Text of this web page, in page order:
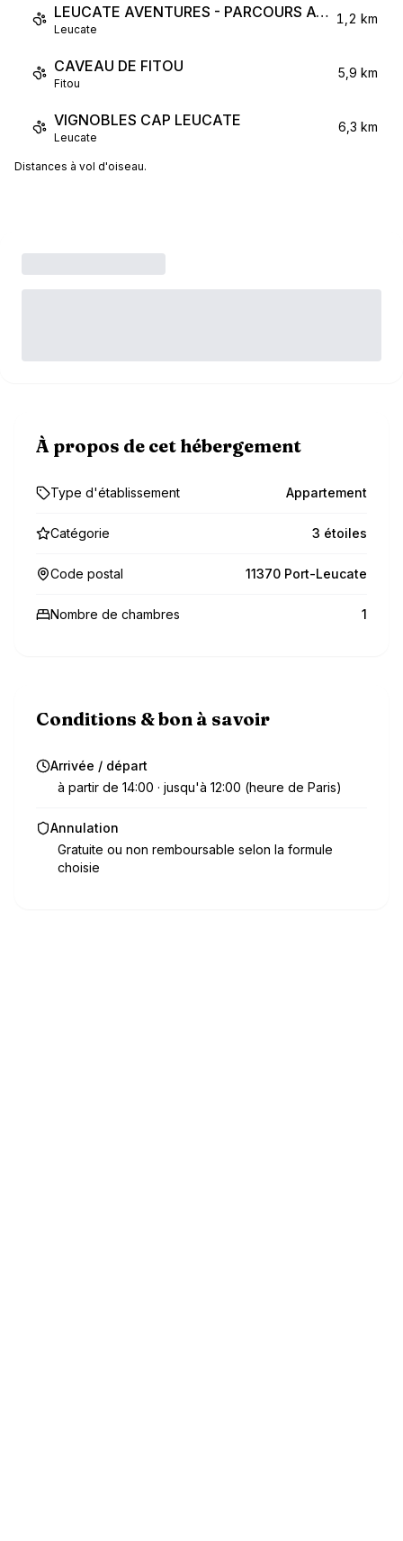
LEUCATE AVENTURES - PARCOURS ACROBATIQUE
Leucate
1,2 km
CAVEAU DE FITOU
Fitou
5,9 km
VIGNOBLES CAP LEUCATE
Leucate
6,3 km
Distances à vol d'oiseau.
À propos de cet hébergement
Type d'établissement Appartement
Catégorie 3 étoiles
Code postal 11370 Port-Leucate
Nombre de chambres 1
Conditions & bon à savoir
Arrivée / départ
à partir de 14:00 · jusqu'à 12:00 (heure de Paris)
Annulation
Gratuite ou non remboursable selon la formule
choisie